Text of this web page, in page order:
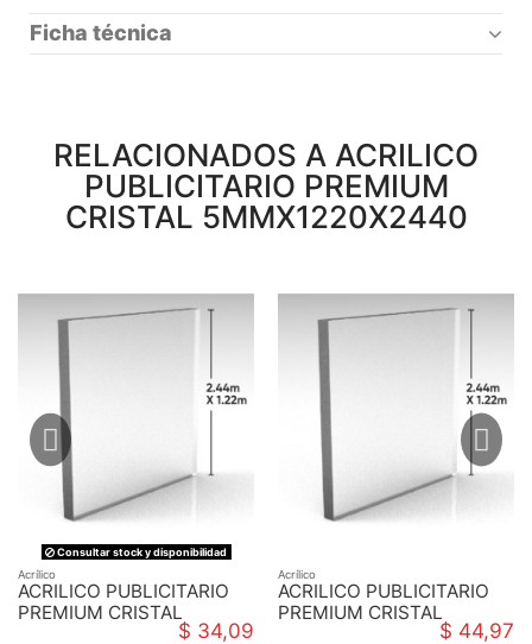
Ficha técnica
RELACIONADOS A ACRILICO
PUBLICITARIO PREMIUM
CRISTAL 5MMX1220X2440
Consultar stock y disponibilidad
Acrílico
ACRILICO PUBLICITARIO
PREMIUM CRISTAL
$ 34,09
Acrílico
ACRILICO PUBLICITARIO
PREMIUM CRISTAL
$ 44,97